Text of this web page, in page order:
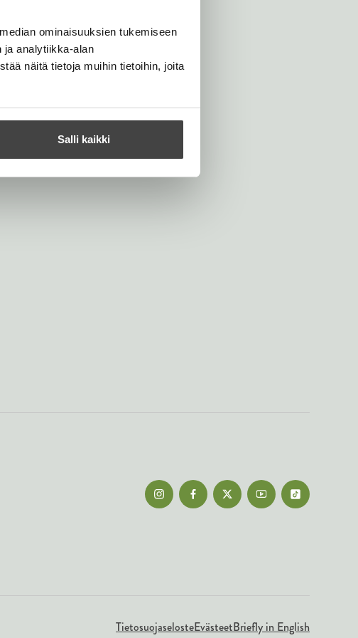
ominaisuuksien tukemiseen
ja analytiikka-alan
näitä tietoja muihin tietoihin, joita
Salli kaikki
TietosuojaselosteEvästeetBriefly in English